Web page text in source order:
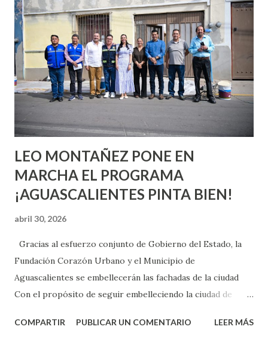
quienes ya han tenido relaciones sexuales no son expertos
o expertas en el tema. Siempre hay algo nuevo que
aprender y nuevas experiencias que conocer. Si eres una
chica y aún no has tenido relaciones sexuales, tal vez
pienses que el sexo será increíble y no puedas esperar para
experimentarlo, pero como cualquier persona con
experiencia te dirá, siempre es mejor cuando ambas partes
son suficientemen...
LEO MONTAÑEZ PONE EN
MARCHA EL PROGRAMA
¡AGUASCALIENTES PINTA BIEN!
abril 30, 2026
Gracias al esfuerzo conjunto de Gobierno del Estado, la
Fundación Corazón Urbano y el Municipio de
Aguascalientes se embellecerán las fachadas de la ciudad
Con el propósito de seguir embelleciendo la ciudad de
municipal, Leo Montañez dio inicio al programa
COMPARTIR PUBLICAR UN COMENTARIO LEER MÁS